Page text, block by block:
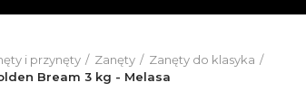
i przynęty Zanęty
Zanęty do klasyka
Bream 3 kg - Melasa